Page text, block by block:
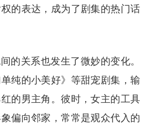
的表达，成为了剧集的热门话
的关系也发生了微妙的变化。
纯的小美好》等甜宠剧集，输
的男主角。彼时，女主的工具
偏向邻家，常常是观众代入的